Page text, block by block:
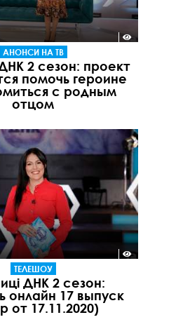
АНОНСИ НА ТВ
2 сезон: проект
помочь героине
с родным
отцом
ТЕЛЕШОУ
ДНК 2 сезон:
онлайн 17 выпуск
от 17.11.2020)